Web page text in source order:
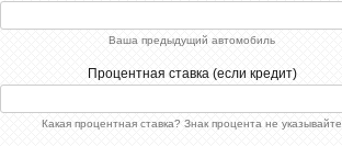
Ваша предыдущий автомобиль
Процентная ставка (если кредит)
Какая процентная ставка? Знак процента не указывайте